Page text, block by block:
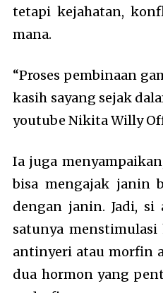
tetapi kejahatan,
mana.
“Proses pembinaan
kasih sayang sejak
youtube Nikita Willy
Ia juga
bisa mengajak janin
dengan janin. Jadi,
satunya
antinyeri atau morfin
dua hormon yang